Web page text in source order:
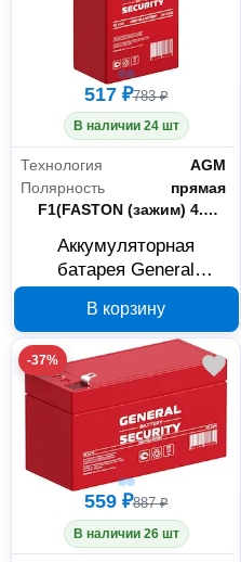
517 ₽783 ₽
В наличии 24 шт
Технология
AGM
Полярность
прямая
Тип клемм
F1(FASTON (зажим) 4.75 мм)
Аккумуляторная
батарея General
Ач
В корзину
-37%
559 ₽887 ₽
В наличии 26 шт